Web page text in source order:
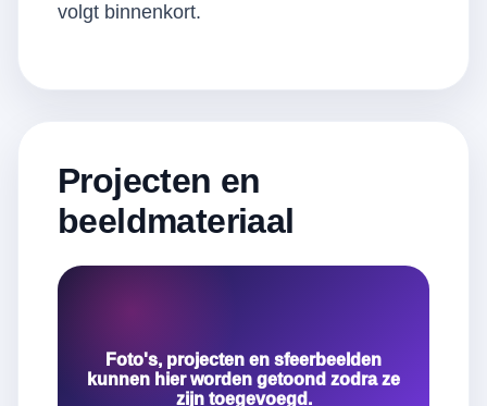
volgt binnenkort.
Projecten en
beeldmateriaal
Foto's, projecten en sfeerbeelden
kunnen hier worden getoond zodra ze
zijn toegevoegd.